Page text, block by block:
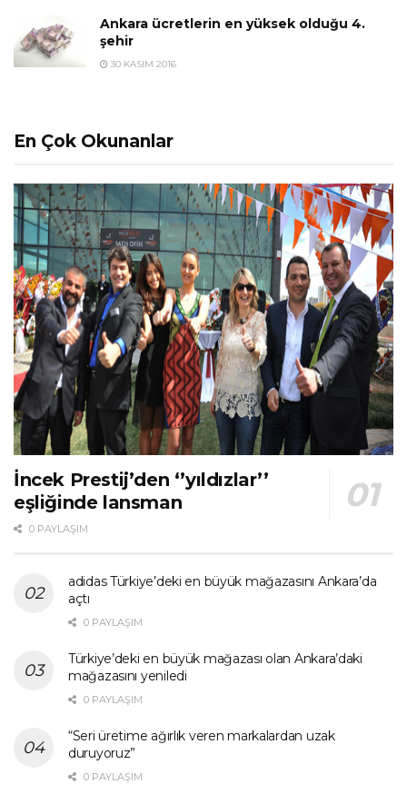
Ankara ücretlerin en yüksek olduğu 4.
şehir
30 KASIM 2016
En Çok Okunanlar
İncek Prestij’den ‘’yıldızlar’’
eşliğinde lansman
0 PAYLAŞIM
adidas Türkiye’deki en büyük mağazasını Ankara’da
açtı
0 PAYLAŞIM
Türkiye’deki en büyük mağazası olan Ankara’daki
mağazasını yeniledi
0 PAYLAŞIM
“Seri üretime ağırlık veren markalardan uzak
duruyoruz”
0 PAYLAŞIM